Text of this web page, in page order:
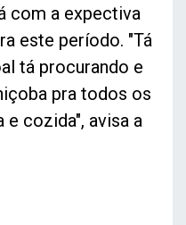
com a expectiva
este período. "Tá
tá procurando e
pra todos os
cozida", avisa a